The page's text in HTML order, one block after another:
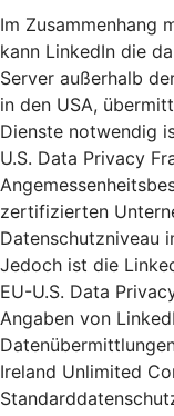
Im Zusammenhang
kann LinkedIn die
Server außerhalb
in den USA,
Dienste notwendig
U.S. Data Privacy
zertifizierten
Datenschutzniveau
Jedoch ist die
EU-U.S. Data
Angaben von
Ireland Unlimited